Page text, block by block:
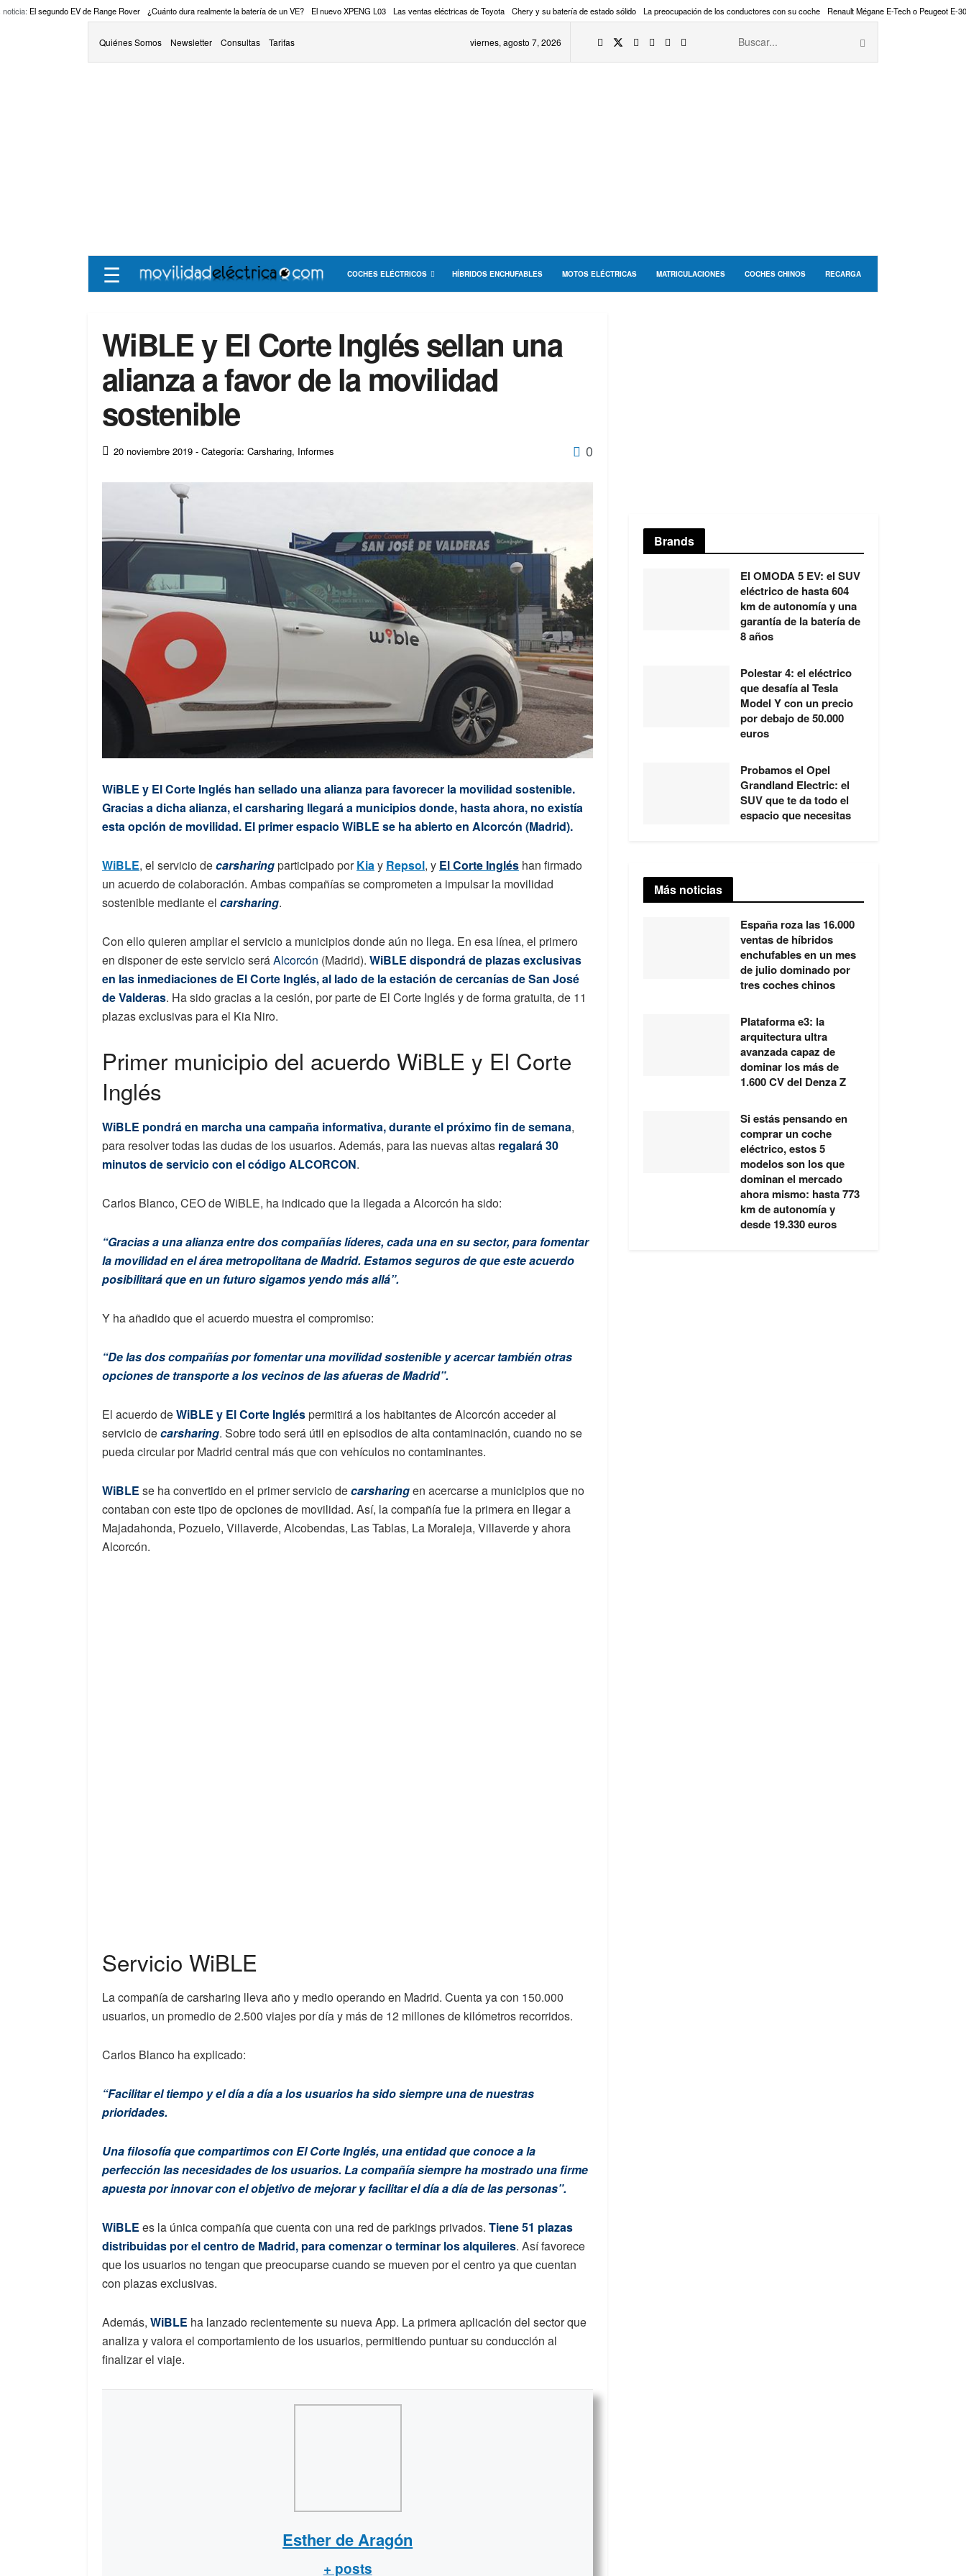
noticia: El segundo EV de Range Rover ¿Cuánto dura realmente la batería de un VE? El nuevo XPENG L03 Las ventas eléctricas de Toyota Chery y su batería de estado sólido La preocupación de los conductores con su coche Renault Mégane E-Tech o Peugeot E-
Quiénes Somos Newsletter Consultas Tarifas viernes, agosto 7, 2026
☰ COCHES ELÉCTRICOS HÍBRIDOS ENCHUFABLES MOTOS ELÉCTRICAS MATRICULACIONES COCHES CHINOS RECARGA
WiBLE y El Corte Inglés sellan una
alianza a favor de la movilidad
sostenible
20 noviembre 2019 - Categoría: Carsharing, Informes 0
WiBLE y El Corte Inglés han sellado una alianza para favorecer la movilidad sostenible.
Gracias a dicha alianza, el carsharing llegará a municipios donde, hasta ahora, no existía
esta opción de movilidad. El primer espacio WiBLE se ha abierto en Alcorcón (Madrid).
WiBLE, el servicio decarsharingparticipado porKiay Repsol, y El Corte Inglés han firmado
un acuerdo de colaboración. Ambas compañías se comprometen a impulsar la movilidad
sostenible mediante el carsharing.
Con ello quieren ampliar el servicio a municipios donde aún no llega. En esa línea, el primero
en disponer de este servicio seráAlcorcón (Madrid). WiBLE dispondrá de plazas exclusivas
en las inmediaciones de El Corte Inglés, al lado de la estación de cercanías de San José
de Valderas. Ha sido gracias a la cesión, por parte de El Corte Inglés y de forma gratuita, de 11
plazas exclusivas para el Kia Niro.
Primer municipio del acuerdo WiBLE y El Corte
Inglés
WiBLE pondrá en marcha una campaña informativa, durante el próximo fin de semana,
para resolver todas las dudas de los usuarios. Además, para las nuevas altas regalará 30
minutos de servicio con el código ALCORCON.
Carlos Blanco, CEO de WiBLE, ha indicado que la llegada a Alcorcón ha sido:
“Gracias a una alianza entre dos compañías líderes, cada una en su sector, para fomentar
la movilidad en el área metropolitana de Madrid. Estamos seguros de que este acuerdo
posibilitará que en un futuro sigamos yendo más allá”.
Y ha añadido que el acuerdo muestra el compromiso:
“De las dos compañías por fomentar una movilidad sostenible y acercar también otras
opciones de transporte a los vecinos de las afueras de Madrid”.
El acuerdo deWiBLE y El Corte Ingléspermitirá a los habitantes de Alcorcón acceder al
servicio decarsharing. Sobre todo será útil en episodios de alta contaminación, cuando no se
pueda circular por Madrid central más que con vehículos no contaminantes.
WiBLE se ha convertido en el primer servicio decarsharingen acercarse a municipios que no
contaban con este tipo de opciones de movilidad. Así, la compañía fue la primera en llegar a
Majadahonda, Pozuelo, Villaverde, Alcobendas, Las Tablas, La Moraleja, Villaverde y ahora
Alcorcón.
Servicio WiBLE
La compañía de carsharing lleva año y medio operando en Madrid. Cuenta ya con 150.000
usuarios, un promedio de 2.500 viajes por día y más de 12 millones de kilómetros recorridos.
Carlos Blanco ha explicado:
“Facilitar el tiempo y el día a día a los usuarios ha sido siempre una de nuestras
prioridades.
Una filosofía que compartimos con El Corte Inglés, una entidad que conoce a la
perfección las necesidades de los usuarios. La compañía siempre ha mostrado una firme
apuesta por innovar con el objetivo de mejorar y facilitar el día a día de las personas”.
WiBLE es la única compañía que cuenta con una red de parkings privados. Tiene 51 plazas
distribuidas por el centro de Madrid, para comenzar o terminar los alquileres. Así favorece
que los usuarios no tengan que preocuparse cuando se mueven por el centro ya que cuentan
con plazas exclusivas.
Además, WiBLE ha lanzado recientemente su nueva App. La primera aplicación del sector que
analiza y valora el comportamiento de los usuarios, permitiendo puntuar su conducción al
finalizar el viaje.
Esther de Aragón
+ posts
Brands
El OMODA 5 EV: el SUV
eléctrico de hasta 604
km de autonomía y una
garantía de la batería de
8 años
Polestar 4: el eléctrico
que desafía al Tesla
Model Y con un precio
por debajo de 50.000
euros
Probamos el Opel
Grandland Electric: el
SUV que te da todo el
espacio que necesitas
Más noticias
España roza las 16.000
ventas de híbridos
enchufables en un mes
de julio dominado por
tres coches chinos
Plataforma e3: la
arquitectura ultra
avanzada capaz de
dominar los más de
1.600 CV del Denza Z
Si estás pensando en
comprar un coche
eléctrico, estos 5
modelos son los que
dominan el mercado
ahora mismo: hasta 773
km de autonomía y
desde 19.330 euros